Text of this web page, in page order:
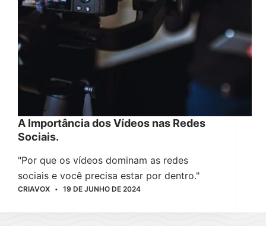
A Importância dos Vídeos nas Redes
Sociais.
"Por que os vídeos dominam as redes
sociais e você precisa estar por dentro."
CRIAVOX 19 DE JUNHO DE 2024